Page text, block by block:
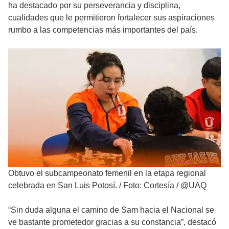
ha destacado por su perseverancia y disciplina,
cualidades que le permitieron fortalecer sus aspiraciones
rumbo a las competencias más importantes del país.
Obtuvo el subcampeonato femenil en la etapa regional
celebrada en San Luis Potosí. / Foto: Cortesía / @UAQ
“Sin duda alguna el camino de Sam hacia el Nacional se
ve bastante prometedor gracias a su constancia”, destacó